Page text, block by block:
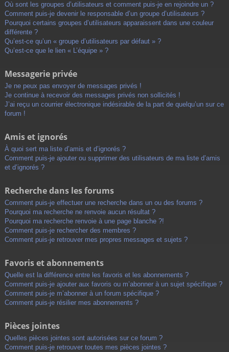
Où sont les groupes d’utilisateurs et comment puis-je en rejoindre un ?
Comment puis-je devenir le responsable d’un groupe d’utilisateurs ?
Pourquoi certains groupes d’utilisateurs apparaissent dans une couleur
différente ?
Qu’est-ce qu’un « groupe d’utilisateurs par défaut » ?
Qu’est-ce que le lien « L’équipe » ?
Messagerie privée
Je ne peux pas envoyer de messages privés !
Je continue à recevoir des messages privés non sollicités !
J’ai reçu un courrier électronique indésirable de la part de quelqu’un sur ce
forum !
Amis et ignorés
À quoi sert ma liste d’amis et d’ignorés ?
Comment puis-je ajouter ou supprimer des utilisateurs de ma liste d’amis
et d’ignorés ?
Recherche dans les forums
Comment puis-je effectuer une recherche dans un ou des forums ?
Pourquoi ma recherche ne renvoie aucun résultat ?
Pourquoi ma recherche renvoie à une page blanche ?!
Comment puis-je rechercher des membres ?
Comment puis-je retrouver mes propres messages et sujets ?
Favoris et abonnements
Quelle est la différence entre les favoris et les abonnements ?
Comment puis-je ajouter aux favoris ou m’abonner à un sujet spécifique ?
Comment puis-je m’abonner à un forum spécifique ?
Comment puis-je résilier mes abonnements ?
Pièces jointes
Quelles pièces jointes sont autorisées sur ce forum ?
Comment puis-je retrouver toutes mes pièces jointes ?